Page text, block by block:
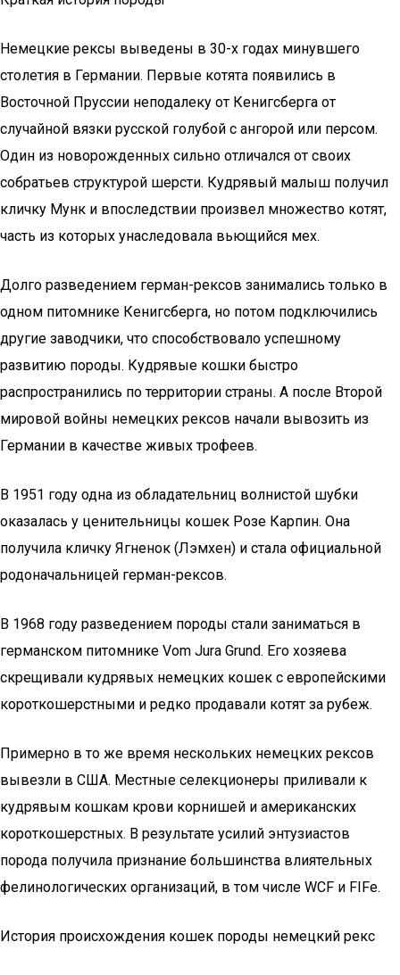
Немецкие рексы выведены в 30-х годах минувшего
столетия в Германии. Первые котята появились в
Восточной Пруссии неподалеку от Кенигсберга от
случайной вязки русской голубой с ангорой или персом.
Один из новорожденных сильно отличался от своих
собратьев структурой шерсти. Кудрявый малыш получил
кличку Мунк и впоследствии произвел множество котят,
часть из которых унаследовала вьющийся мех.
Долго разведением герман-рексов занимались только в
одном питомнике Кенигсберга, но потом подключились
другие заводчики, что способствовало успешному
развитию породы. Кудрявые кошки быстро
распространились по территории страны. А после Второй
мировой войны немецких рексов начали вывозить из
Германии в качестве живых трофеев.
В 1951 году одна из обладательниц волнистой шубки
оказалась у ценительницы кошек Розе Карпин. Она
получила кличку Ягненок (Лэмхен) и стала официальной
родоначальницей герман-рексов.
В 1968 году разведением породы стали заниматься в
германском питомнике Vom Jura Grund. Его хозяева
скрещивали кудрявых немецких кошек с европейскими
короткошерстными и редко продавали котят за рубеж.
Примерно в то же время нескольких немецких рексов
вывезли в США. Местные селекционеры приливали к
кудрявым кошкам крови корнишей и американских
короткошерстных. В результате усилий энтузиастов
порода получила признание большинства влиятельных
фелинологических организаций, в том числе WCF и FIFe.
История происхождения кошек породы немецкий рекс